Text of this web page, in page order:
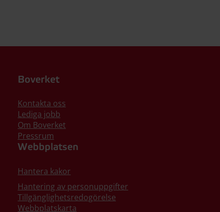
Boverket
Kontakta oss
Lediga jobb
Om Boverket
Pressrum
Webbplatsen
Hantera kakor
Hantering av personuppgifter
Tillgänglighetsredogörelse
Webbplatskarta